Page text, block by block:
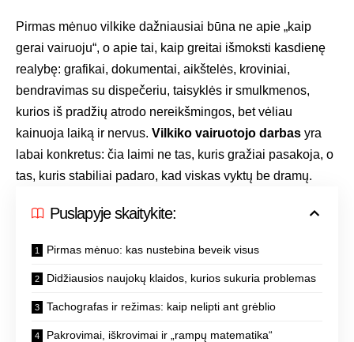
Pirmas mėnuo vilkike dažniausiai būna ne apie „kaip
gerai vairuoju“, o apie tai, kaip greitai išmoksti kasdienę
realybę: grafikai, dokumentai, aikštelės, kroviniai,
bendravimas su dispečeriu, taisyklės ir smulkmenos,
kurios iš pradžių atrodo nereikšmingos, bet vėliau
kainuoja laiką ir nervus. Vilkiko vairuotojo darbas yra
labai konkretus: čia laimi ne tas, kuris gražiai pasakoja, o
tas, kuris stabiliai padaro, kad viskas vyktų be dramų.
Puslapyje skaitykite:
Pirmas mėnuo: kas nustebina beveik visus
Didžiausios naujokų klaidos, kurios sukuria problemas
Tachografas ir režimas: kaip nelipti ant grėblio
Pakrovimai, iškrovimai ir „rampų matematika“